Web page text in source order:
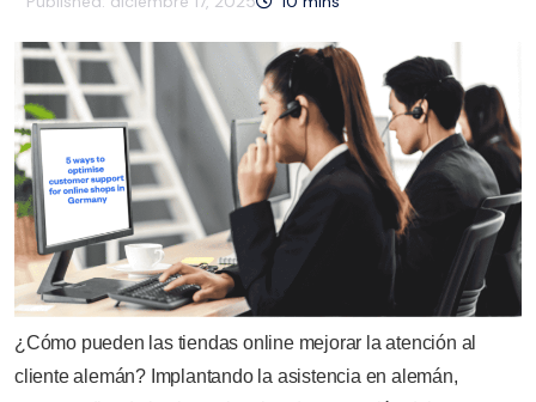
¿Cómo pueden las tiendas online mejorar la atención al
cliente alemán? Implantando la asistencia en alemán,